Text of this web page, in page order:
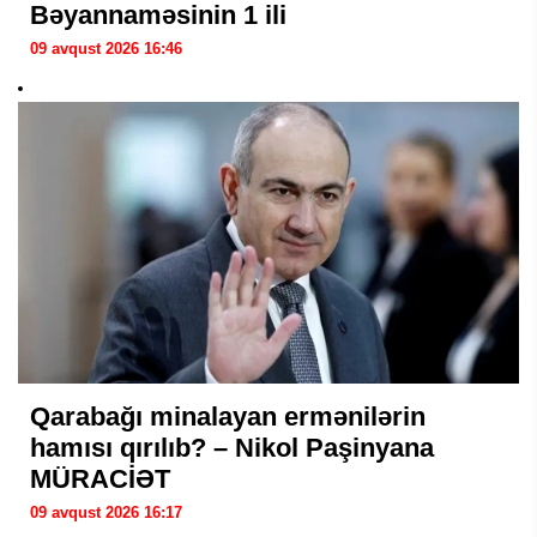
Bəyannaməsinin 1 ili
09 avqust 2026 16:46
Qarabağı minalayan ermənilərin
hamısı qırılıb? – Nikol Paşinyana
MÜRACİƏT
09 avqust 2026 16:17